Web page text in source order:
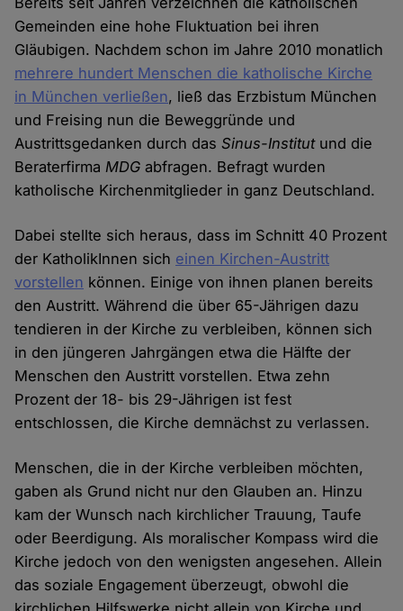
Gemeinden eine hohe Fluktuation bei ihren
Gläubigen. Nachdem schon im Jahre 2010 monatlich
mehrere hundert Menschen die katholische Kirche
in München verließen, ließ das Erzbistum München
und Freising nun die Beweggründe und
Austrittsgedanken durch dasSinus-Institutund die
BeraterfirmaMDG abfragen. Befragt wurden
katholische Kirchenmitglieder in ganz Deutschland.
Dabei stellte sich heraus, dass im Schnitt 40 Prozent
der KatholikInnen sich einen Kirchen-Austritt
vorstellen können. Einige von ihnen planen bereits
den Austritt. Während die über 65-Jährigen dazu
tendieren in der Kirche zu verbleiben, können sich
in den jüngeren Jahrgängen etwa die Hälfte der
Menschen den Austritt vorstellen. Etwa zehn
Prozent der 18- bis 29-Jährigen ist fest
entschlossen, die Kirche demnächst zu verlassen.
Menschen, die in der Kirche verbleiben möchten,
gaben als Grund nicht nur den Glauben an. Hinzu
kam der Wunsch nach kirchlicher Trauung, Taufe
oder Beerdigung. Als moralischer Kompass wird die
Kirche jedoch von den wenigsten angesehen. Allein
das soziale Engagement überzeugt, obwohl die